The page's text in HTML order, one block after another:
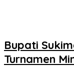
Bupati
Turnamen